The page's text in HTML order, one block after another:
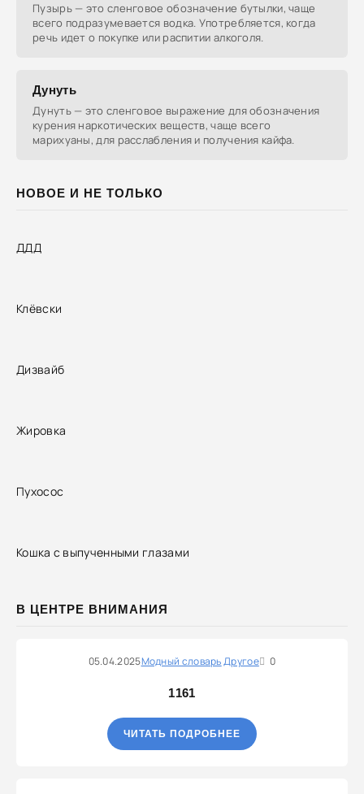
НОВОЕ И НЕ ТОЛЬКО
ДДД
Клёвски
Дизвайб
Жировка
Пухосос
Кошка с выпученными глазами
В ЦЕНТРЕ ВНИМАНИЯ
05.04.2025Модный словарьДругое 0
1161
ЧИТАТЬ ПОДРОБНЕЕ
Пузырь — это сленговое обозначение бутылки, чаще
всего подразумевается водка. Употребляется, когда
речь идет о покупке или распитии алкоголя.
Дунуть
Дунуть — это сленговое выражение для обозначения
курения наркотических веществ, чаще всего
марихуаны, для расслабления и получения кайфа.